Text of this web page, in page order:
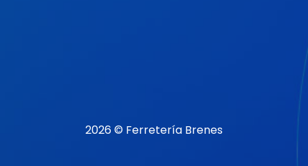
2026 © Ferretería Brenes